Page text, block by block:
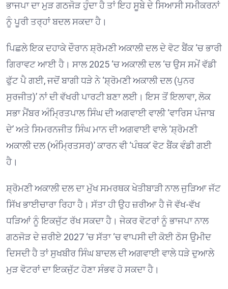
ਭਾਜਪਾ ਦਾ ਮੁੜ ਗਠਜੋੜ ਹੁੰਦਾ ਹੈ ਤਾਂ ਇਹ ਸੂਬੇ ਦੇ ਸਿਆਸੀ ਸਮੀਕਰਨਾਂ
ਨੂੰ ਪੂਰੀ ਤਰ੍ਹਾਂ ਬਦਲ ਸਕਦਾ ਹੈ।
ਪਿਛਲੇ ਇਕ ਦਹਾਕੇ ਦੌਰਾਨ ਸ਼੍ਰੋਮਣੀ ਅਕਾਲੀ ਦਲ ਦੇ ਵੋਟ ਬੈਂਕ ‘ਚ ਭਾਰੀ
ਗਿਰਾਵਟ ਆਈ ਹੈ। ਸਾਲ 2025 ‘ਚ ਅਕਾਲੀ ਦਲ ‘ਚ ਉਸ ਸਮੇਂ ਵੱਡੀ
ਫੁੱਟ ਪੈ ਗਈ, ਜਦੋਂ ਬਾਗੀ ਧੜੇ ਨੇ ‘ਸ਼੍ਰੋਮਣੀ ਅਕਾਲੀ ਦਲ (ਪੁਨਰ
ਸੁਰਜੀਤ)’ ਨਾਂ ਦੀ ਵੱਖਰੀ ਪਾਰਟੀ ਬਣਾ ਲਈ। ਇਸ ਤੋਂ ਇਲਾਵਾ, ਲੋਕ
ਸਭਾ ਮੈਂਬਰ ਅੰਮ੍ਰਿਤਪਾਲ ਸਿੰਘ ਦੀ ਅਗਵਾਈ ਵਾਲੀ ‘ਵਾਰਿਸ ਪੰਜਾਬ
ਦੇ’ ਅਤੇ ਸਿਮਰਨਜੀਤ ਸਿੰਘ ਮਾਨ ਦੀ ਅਗਵਾਈ ਵਾਲੇ ‘ਸ਼੍ਰੋਮਣੀ
ਅਕਾਲੀ ਦਲ (ਅੰਮ੍ਰਿਤਸਰ)’ ਕਾਰਨ ਵੀ ‘ਪੰਥਕ’ ਵੋਟ ਬੈਂਕ ਵੰਡੀ ਗਈ
ਹੈ।
ਸ਼੍ਰੋਮਣੀ ਅਕਾਲੀ ਦਲ ਦਾ ਮੁੱਖ ਸਮਰਥਕ ਖੇਤੀਬਾੜੀ ਨਾਲ ਜੁੜਿਆ ਜੱਟ
ਸਿੱਖ ਭਾਈਚਾਰਾ ਰਿਹਾ ਹੈ। ਸੱਤਾ ਹੀ ਉਹ ਜ਼ਰੀਆ ਹੈ ਜੋ ਵੱਖ-ਵੱਖ
ਧੜਿਆਂ ਨੂੰ ਇਕਜੁੱਟ ਰੱਖ ਸਕਦਾ ਹੈ। ਜੇਕਰ ਵੋਟਰਾਂ ਨੂੰ ਭਾਜਪਾ ਨਾਲ
ਗਠਜੋੜ ਦੇ ਜ਼ਰੀਏ 2027 ‘ਚ ਸੱਤਾ ‘ਚ ਵਾਪਸੀ ਦੀ ਕੋਈ ਠੋਸ ਉਮੀਦ
ਦਿਸਦੀ ਹੈ ਤਾਂ ਸੁਖਬੀਰ ਸਿੰਘ ਬਾਦਲ ਦੀ ਅਗਵਾਈ ਵਾਲੇ ਧੜੇ ਦੁਆਲੇ
ਮੁੜ ਵੋਟਰਾਂ ਦਾ ਇਕਜੁੱਟ ਹੋਣਾ ਸੰਭਵ ਹੋ ਸਕਦਾ ਹੈ।